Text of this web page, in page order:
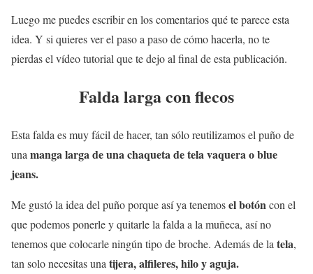
Luego me puedes escribir en los comentarios qué te parece esta
idea. Y si quieres ver el paso a paso de cómo hacerla, no te
pierdas el vídeo tutorial que te dejo al final de esta publicación.
Falda larga con flecos
Esta falda es muy fácil de hacer, tan sólo reutilizamos el puño de
unamanga larga de una chaqueta de tela vaquera o blue
jeans.
Me gustó la idea del puño porque así ya tenemosel botóncon el
que podemos ponerle y quitarle la falda a la muñeca, así no
tenemos que colocarle ningún tipo de broche. Además de latela,
tan solo necesitas unatijera, alfileres, hilo y aguja.